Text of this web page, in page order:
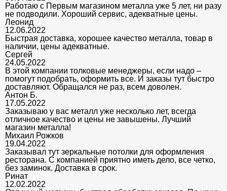
Работаю с Первым магазином металла уже 5 лет, ни разу
не подводили. Хороший сервис, адекватные цены.
Леонид
12.06.2022
Быстрая доставка, хорошее качество металла, товар в
наличии, цены адекватные.
Сергей
24.05.2022
В этой компании толковые менеджеры, если надо –
помогут подобрать, оформить все. И заказы тут быстро
доставляют. Обращался не раз, всем доволен.
Антон Б.
17.05.2022
Заказываю у вас металл уже несколько лет, всегда
отличное качество и цены не завышены. Лучший
магазин металла!
Михаил Рожков
19.04.2022
Заказывал тут зеркальные потолки для оформления
ресторана. С компанией приятно иметь дело, все четко,
без заминок. Доставка в срок.
Ринат
12.02.2022